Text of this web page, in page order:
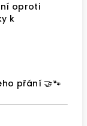
oproti
k
přání 🤝🐾